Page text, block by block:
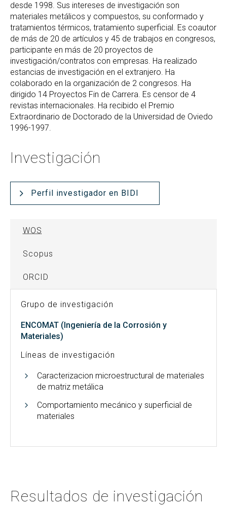
desde 1998. Sus intereses de investigación son
materiales metálicos y compuestos, su conformado y
tratamientos térmicos, tratamiento superficial. Es coautor
de más de 20 de artículos y 45 de trabajos en congresos,
participante en más de 20 proyectos de
investigación/contratos con empresas. Ha realizado
estancias de investigación en el extranjero. Ha
colaborado en la organización de 2 congresos. Ha
dirigido 14 Proyectos Fin de Carrera. Es censor de 4
revistas internacionales. Ha recibido el Premio
Extraordinario de Doctorado de la Universidad de Oviedo
1996-1997.
Investigación
Perfil investigador en BIDI
WOS
Scopus
ORCID
Grupo de investigación
ENCOMAT (Ingeniería de la Corrosión y
Materiales)
Líneas de investigación
Caracterizacion microestructural de materiales
de matriz metálica
Comportamiento mecánico y superficial de
materiales
Resultados de investigación